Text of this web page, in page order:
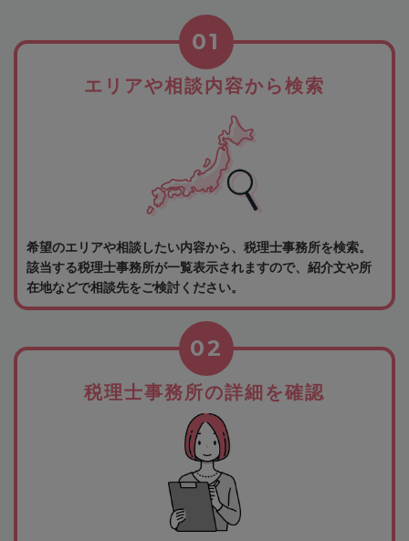
エリアや相談内容から検索
01
希望のエリアや相談したい内容から、税理士事務所を検索。
該当する税理士事務所が一覧表示されますので、紹介文や所
在地などで相談先をご検討ください。
税理士事務所の詳細を確認
02